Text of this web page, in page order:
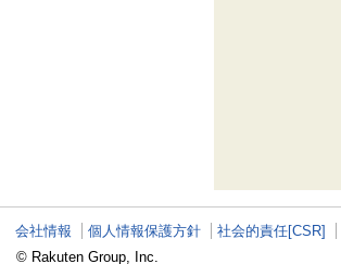
会社情報 個人情報保護方針 社会的責任[CSR]
© Rakuten Group, Inc.